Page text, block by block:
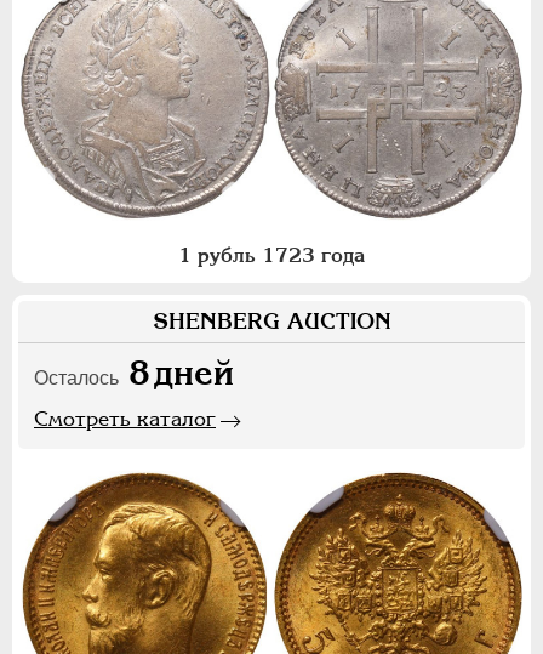
1 рубль 1723 года
SHENBERG AUCTION
Осталось 8дней
Смотреть каталог